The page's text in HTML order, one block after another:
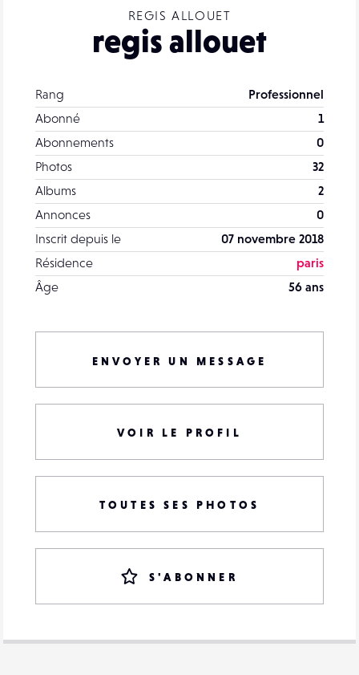
REGIS ALLOUET
regis allouet
Rang
Professionnel
Abonné
1
Abonnements
0
Photos
32
Albums
2
Annonces
0
Inscrit depuis le
07 novembre 2018
Résidence
paris
Âge
56 ans
ENVOYER UN MESSAGE
VOIR LE PROFIL
TOUTES SES PHOTOS
S'ABONNER